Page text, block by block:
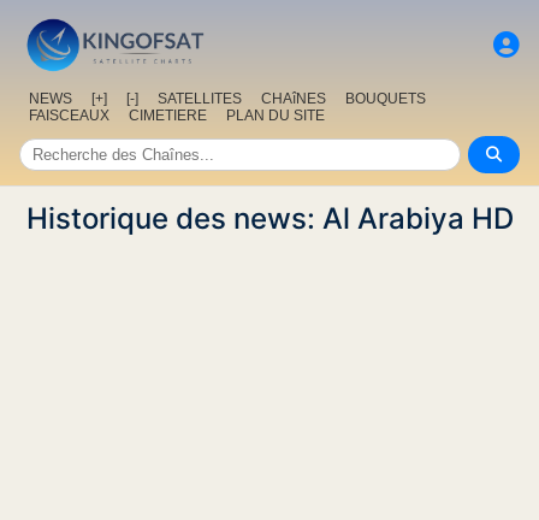
NEWS [+] [-] SATELLITES CHAîNES
BOUQUETS
FAISCEAUX
CIMETIERE PLAN DU SITE
Historique des news: Al Arabiya HD